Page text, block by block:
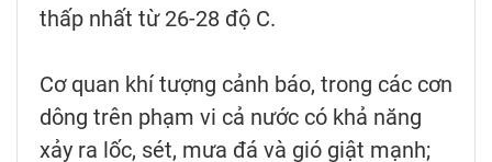
thấp nhất từ 26-28 độ C.
Cơ quan khí tượng cảnh báo, trong các cơn
dông trên phạm vi cả nước có khả năng
xảy ra lốc, sét, mưa đá và gió giật mạnh;